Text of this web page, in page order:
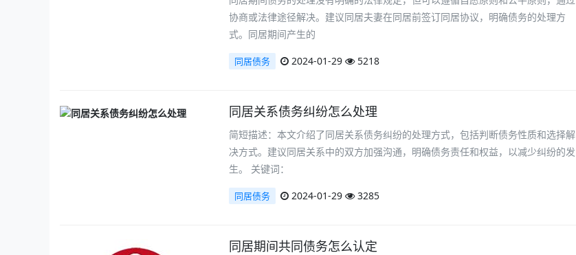
协商或法律途径解决。建议同居夫妻在同居前签订同居协议，明确债务的处理方
式。同居期间产生的
同居债务 2024-01-29 5218
同居关系债务纠纷怎么处理
简短描述：本文介绍了同居关系债务纠纷的处理方式，包括判断债务性质和选择解
决方式。建议同居关系中的双方加强沟通，明确债务责任和权益，以减少纠纷的发
生。 关键词：
同居债务 2024-01-29 3285
同居期间共同债务怎么认定